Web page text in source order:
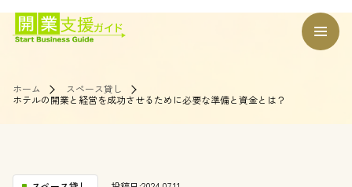
ホーム
スペース貸し
ホテルの開業と経営を成功させるために必要な準備と資金とは？